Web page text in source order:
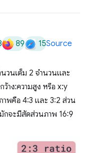
89 15Source
วนเต็ม 2 จำนวนและ
าง:ความสูง หรือ x:y
พคือ 4:3 และ 3:2 ส่วน
กจะมีสัดส่วนภาพ 16:9